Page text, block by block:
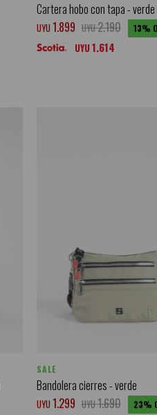
Cartera hobo con tapa - verde
UYU 1.899 UYU2.190 13
UYU1.614
SALE
Bandolera cierres - verde
UYU 1.299 UYU1.690 23